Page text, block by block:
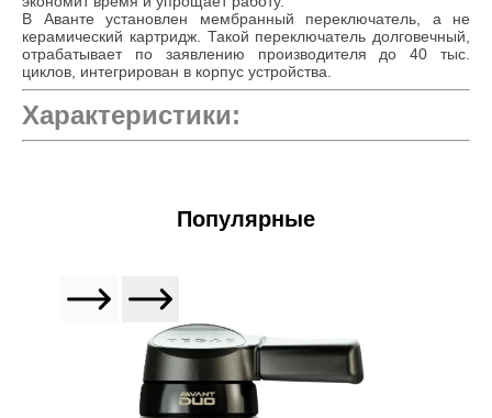
В Аванте установлен мембранный переключатель, а не
керамический картридж. Такой переключатель долговечный,
отрабатывает по заявлению производителя до 40 тыс.
циклов, интегрирован в корпус устройства.
Характеристики:
Популярные